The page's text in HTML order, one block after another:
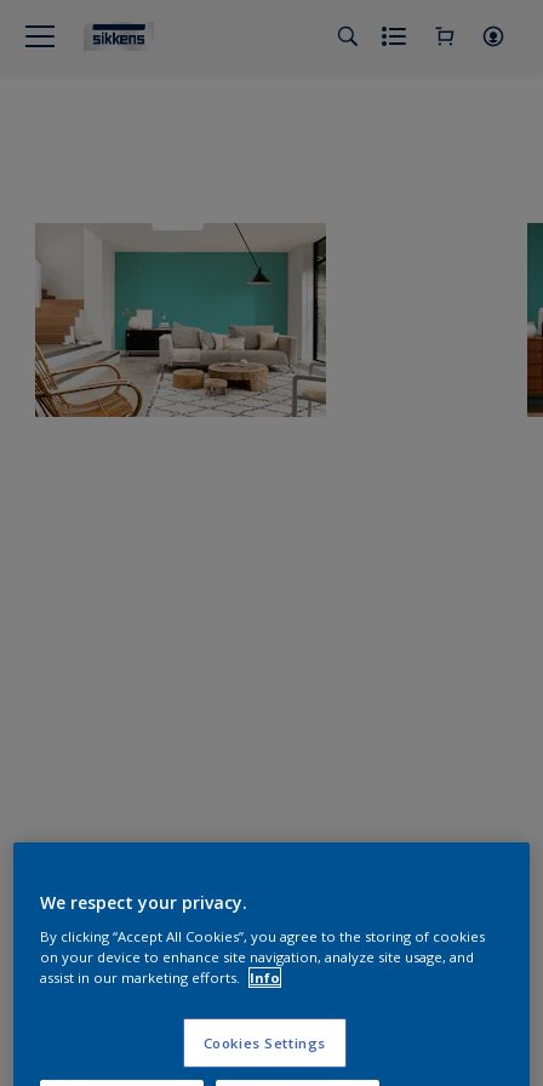
We respect your privacy.
By clicking “Accept All Cookies”, you agree to the storing of cookies
on your device to enhance site navigation, analyze site usage, and
assist in our marketing efforts.
Info
Cookies Settings